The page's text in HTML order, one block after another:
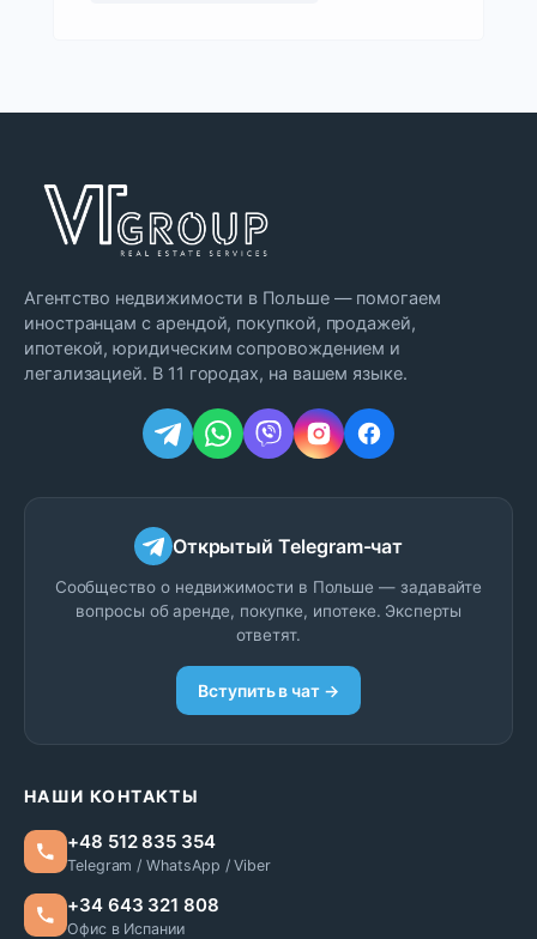
Агентство недвижимости в Польше — помогаем
иностранцам с арендой, покупкой, продажей,
ипотекой, юридическим сопровождением и
легализацией. В 11 городах, на вашем языке.
Открытый Telegram-чат
Сообщество о недвижимости в Польше — задавайте
вопросы об аренде, покупке, ипотеке. Эксперты
ответят.
Вступить в чат →
НАШИ КОНТАКТЫ
+48 512 835 354
Telegram / WhatsApp / Viber
+34 643 321 808
Офис в Испании